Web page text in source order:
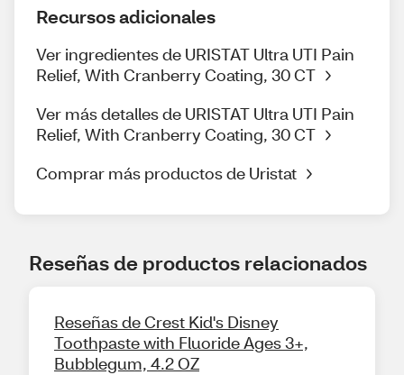
Recursos adicionales
Ver ingredientes de URISTAT Ultra UTI Pain
Relief, With Cranberry Coating, 30 CT
Ver más detalles de URISTAT Ultra UTI Pain
Relief, With Cranberry Coating, 30 CT
Comprar más productos de Uristat
Reseñas de productos relacionados
Reseñas de Crest Kid's Disney
Toothpaste with Fluoride Ages 3+,
Bubblegum, 4.2 OZ